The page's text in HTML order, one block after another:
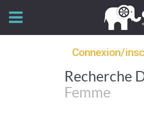
Connexion/
Recherche
Femme